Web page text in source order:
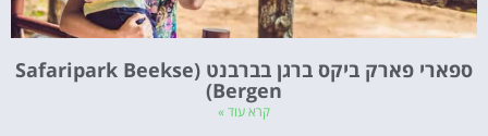
ספארי פארק ביקס ברגן בברבנט (Safaripark Beekse
Bergen)
קרא עוד »